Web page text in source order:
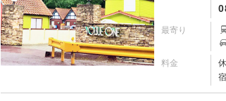
最寄り
料金